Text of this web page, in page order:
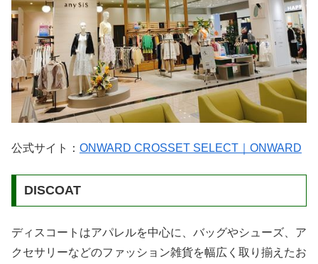
公式サイト： ONWARD CROSSET SELECT｜ONWARD
DISCOAT
ディスコートはアパレルを中心に、バッグやシューズ、ア
クセサリーなどのファッション雑貨を幅広く取り揃えたお